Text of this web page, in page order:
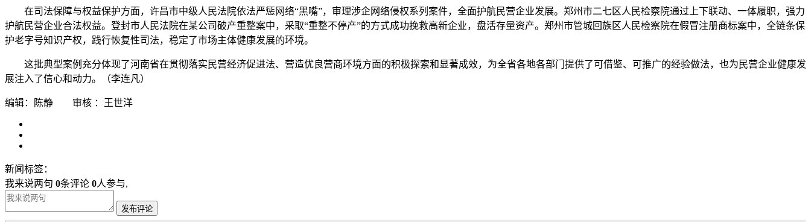
在司法保障与权益保护方面，许昌市中级人民法院依法严惩网络“黑嘴”，审理涉企网络侵权系列案件，全面护航民营企业发展。郑州市二七区人民检察院通过上下联动、一体履职，强力
护航民营企业合法权益。登封市人民法院在某公司破产重整案中，采取“重整不停产”的方式成功挽救高新企业，盘活存量资产。郑州市管城回族区人民检察院在假冒注册商标案中，全链条保
护老字号知识产权，践行恢复性司法，稳定了市场主体健康发展的环境。
这批典型案例充分体现了河南省在贯彻落实民营经济促进法、营造优良营商环境方面的积极探索和显著成效，为全省各地各部门提供了可借鉴、可推广的经验做法，也为民营企业健康发
展注入了信心和动力。（李连凡）
编辑：陈静 审核 ：王世洋
新闻标签：
我来说两句 0条评论 0人参与,
发布评论